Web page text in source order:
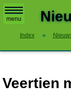
menu
Index »
Veertien